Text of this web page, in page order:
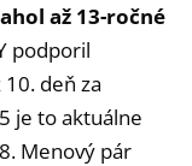
až 13-ročné
podporil
deň za
je to aktuálne
Menový pár